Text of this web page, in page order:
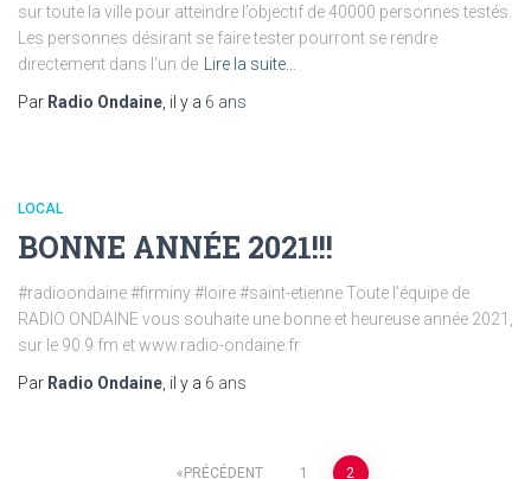
sur toute la ville pour atteindre l’objectif de 40000 personnes testés.
Les personnes désirant se faire tester pourront se rendre
directement dans l’un de
Lire la suite…
Par Radio Ondaine , il y a 6 ans
LOCAL
BONNE ANNÉE 2021!!!
#radioondaine #firminy #loire #saint-etienne Toute l’équipe de
RADIO ONDAINE vous souhaite une bonne et heureuse année 2021,
sur le 90.9 fm et www.radio-ondaine.fr
Par Radio Ondaine , il y a 6 ans
PRÉCÉDENT 1 2